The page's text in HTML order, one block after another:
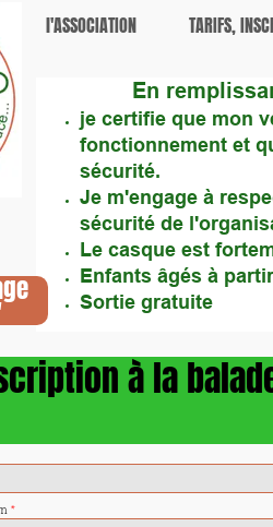
l'ASSOCIATION TARIFS,
En
je certifie que mon
fonctionnement et
sécurité.
Je m'engage à
sécurité de
Le casque est
Enfants âgés à
Sortie gratuite
à la
*